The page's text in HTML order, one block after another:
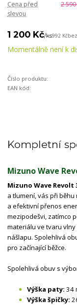
Cena před
slevou
2 590
1 200 Kč/ks992 Kč
Momentálně není k
Číslo produktu:
EAN kód:
Kompletní
Mizuno Wave
Mizuno Wave Revolt
a tlumení, vás při
a efektivní přenos
mezipodešvi, zatímco
materiálu ve tvaru
nášlapu. Spolehlivá
pro začínající běžce.
Spolehlivá obuv s
Výška paty: 34
Výška špičky: